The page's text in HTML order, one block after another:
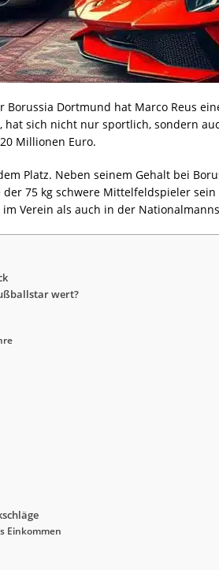
Dortmund hat Marco Reus
sich nicht nur sportlich, sondern
Millionen Euro.
Platz. Neben seinem Gehalt bei
75 kg schwere Mittelfeldspieler sein
Verein als auch in der
wert?
Einkommen